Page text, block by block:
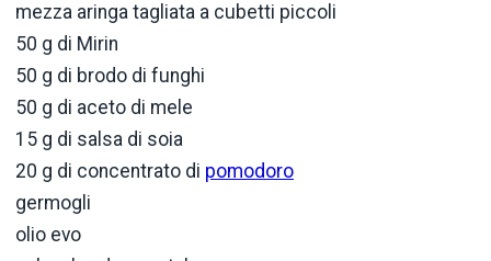
mezza aringa tagliata a cubetti piccoli
50 g di Mirin
50 g di brodo di funghi
50 g di aceto di mele
15 g di salsa di soia
20 g di concentrato di pomodoro
germogli
olio evo